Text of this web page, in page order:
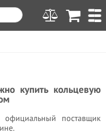
купить кольцевую
официальный поставщик